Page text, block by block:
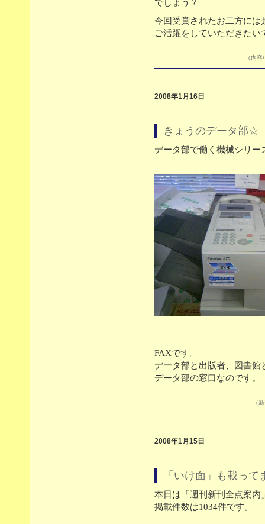
でしょう？
今回受賞されたお二方には
ご活躍をしていただきたい
（内
2008年1月16日
きょうのデータ部
データ部で働く機械シリー
FAXです。
データ部と出版者、図書館
データ部の窓口なのです。
（
2008年1月15日
「いけ面」も載って
本日は「週刊新刊全点案内
掲載件数は1034件です。